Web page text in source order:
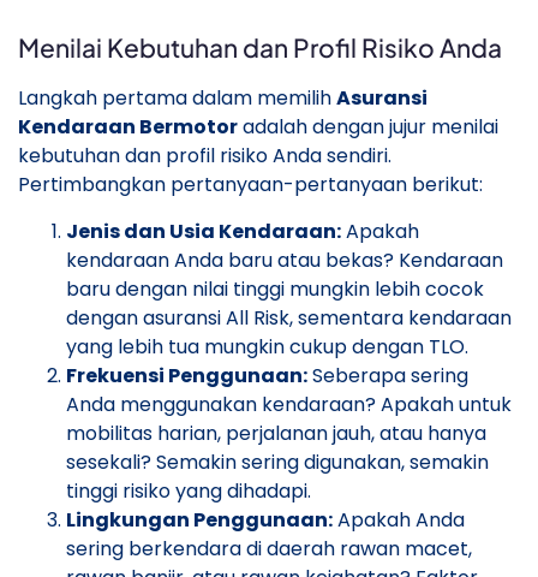
Menilai Kebutuhan dan Profil Risiko Anda
Langkah pertama dalam memilihAsuransi
Kendaraan Bermotoradalah dengan jujur menilai
kebutuhan dan profil risiko Anda sendiri.
Pertimbangkan pertanyaan-pertanyaan berikut:
Jenis dan Usia Kendaraan:Apakah
kendaraan Anda baru atau bekas? Kendaraan
baru dengan nilai tinggi mungkin lebih cocok
dengan asuransi All Risk, sementara kendaraan
yang lebih tua mungkin cukup dengan TLO.
Frekuensi Penggunaan:Seberapa sering
Anda menggunakan kendaraan? Apakah untuk
mobilitas harian, perjalanan jauh, atau hanya
sesekali? Semakin sering digunakan, semakin
tinggi risiko yang dihadapi.
Lingkungan Penggunaan:Apakah Anda
sering berkendara di daerah rawan macet,